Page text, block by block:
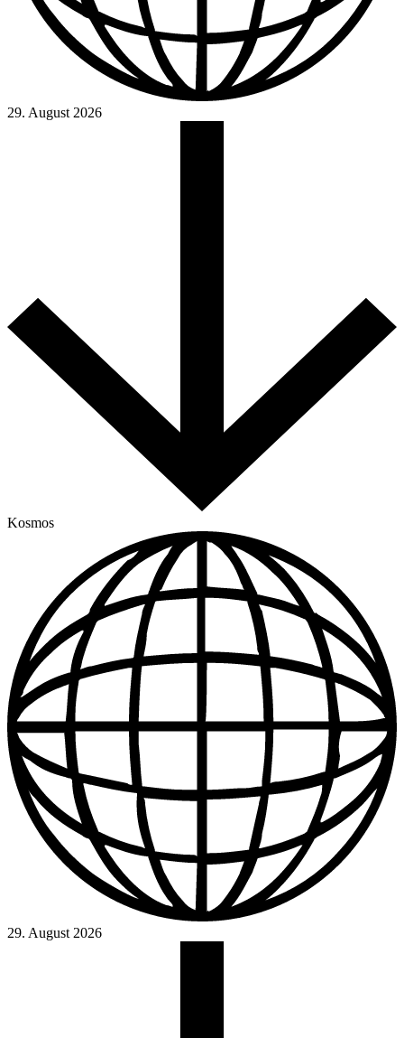
29. August 2026
Kosmos
29. August 2026